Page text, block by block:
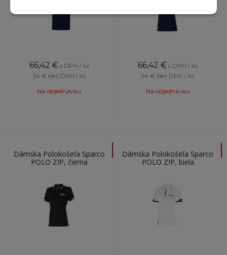
66,42 € s DPH / ks
54 € bez DPH / ks
Na objednávku
66,42 € s DPH / ks
54 € bez DPH / ks
Na objednávku
Dámska Polokošeľa Sparco
POLO ZIP, čierna
Dámska Polokošeľa Sparco
POLO ZIP, biela